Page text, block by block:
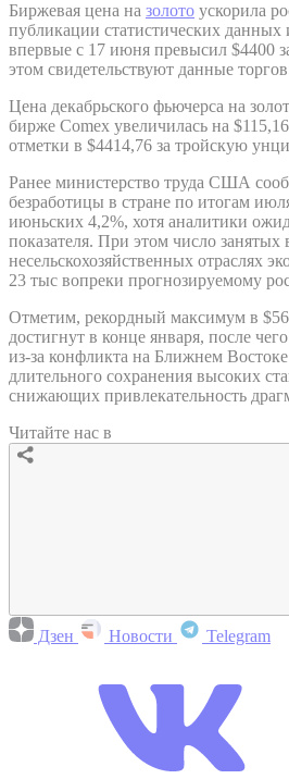
Биржевая цена на золото ускорила
публикации статистических
впервые с 17 июня превысил $4400
этом свидетельствуют данные
Цена декабрьского фьючерса на
бирже Comex увеличилась на
отметки в $4414,76 за тройскую
Ранее министерство труда США
безработицы в стране по итогам
июньских 4,2%, хотя аналитики
показателя. При этом число занятых
несельскохозяйственных отраслях
23 тыс вопреки прогнозируемому
Отметим, рекордный максимум в
достигнут в конце января, после
из-за конфликта на Ближнем
длительного сохранения высоких
снижающих привлекательность
Читайте нас в
Дзен Новости Telegram